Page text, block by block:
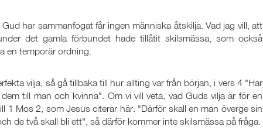
har sammanfogat får ingen människa åtskilja. Vad jag vill, att
det gamla förbundet hade tillåtit skilsmässa, som också
en temporär ordning.
vilja, så gå tillbaka till hur allting var från början, i vers 4 "Har
till man och kvinna". Om vi vill veta, vad Guds vilja är för en
1 Mos 2, som Jesus citerar här. "Därför skall en man överge sin
de två skall bli ett", så därför kommer inte skilsmässa på fråga.